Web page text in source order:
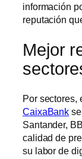
información
reputación
Mejor
Por sectores,
CaixaBank
Santander,
calidad de
su labor de